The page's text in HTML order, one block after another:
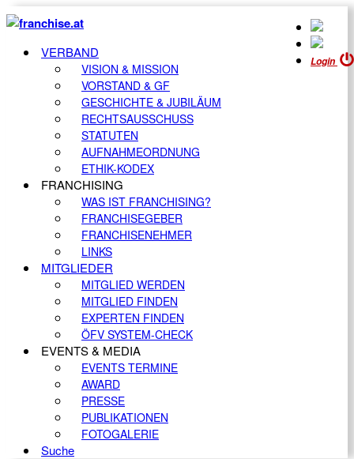
Login
VERBAND
VISION & MISSION
VORSTAND & GF
GESCHICHTE & JUBILÄUM
RECHTSAUSSCHUSS
STATUTEN
AUFNAHMEORDNUNG
ETHIK-KODEX
FRANCHISING
WAS IST FRANCHISING?
FRANCHISEGEBER
FRANCHISENEHMER
LINKS
MITGLIEDER
MITGLIED WERDEN
MITGLIED FINDEN
EXPERTEN FINDEN
ÖFV SYSTEM-CHECK
EVENTS & MEDIA
EVENTS TERMINE
AWARD
PRESSE
PUBLIKATIONEN
FOTOGALERIE
Suche